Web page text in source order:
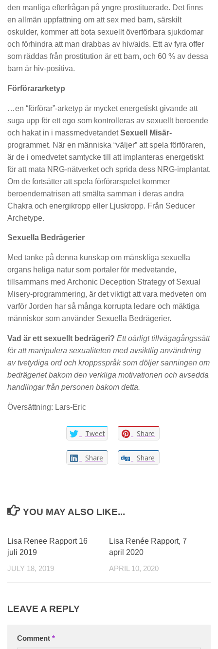
den manliga efterfrågan på yngre prostituerade. Det finns
en allmän uppfattning om att sex med barn, särskilt
oskulder, kommer att bota sexuellt överförbara sjukdomar
och förhindra att man drabbas av hiv/aids. Ett av fyra offer
som räddas från prostitution är ett barn, och 60 % av dessa
barn är hiv-positiva.
Förförararketyp
…en “förförar”-arketyp är mycket energetiskt givande att
suga upp för ett ego som kontrolleras av sexuellt beroende
och hakat in i massmedvetandetSexuell Misär-
programmet. När en människa “väljer” att spela förföraren,
är de i omedvetet samtycke till att implanteras energetiskt
för att mata NRG-nätverket och sprida dess NRG-implantat.
Om de fortsätter att spela förförarspelet kommer
beroendematrisen att smälta samman i deras andra
Chakra och energikropp eller Ljuskropp. Från Seducer
Archetype.
Sexuella Bedrägerier
Med tanke på denna kunskap om mänskliga sexuella
organs heliga natur som portaler för medvetande,
tillsammans med Archonic Deception Strategy of Sexual
Misery-programmering, är det viktigt att vara medveten om
varför Jorden har så många korrupta ledare och mäktiga
människor som använder Sexuella Bedrägerier.
Vad är ett sexuellt bedrägeri? Ett oärligt tillvägagångssätt
för att manipulera sexualiteten med avsiktlig användning
av tvetydiga ord och kroppsspråk som döljer sanningen om
bedrägeriet bakom den verkliga motivationen och avsedda
handlingar från personen bakom detta.
Översättning: Lars-Eric
Tweet Share
Share Share
YOU MAY ALSO LIKE...
Lisa Renee Rapport 16
juli 2019
JULY 18, 2019
Lisa Renée Rapport, 7
april 2020
APRIL 10, 2020
LEAVE A REPLY
Comment *